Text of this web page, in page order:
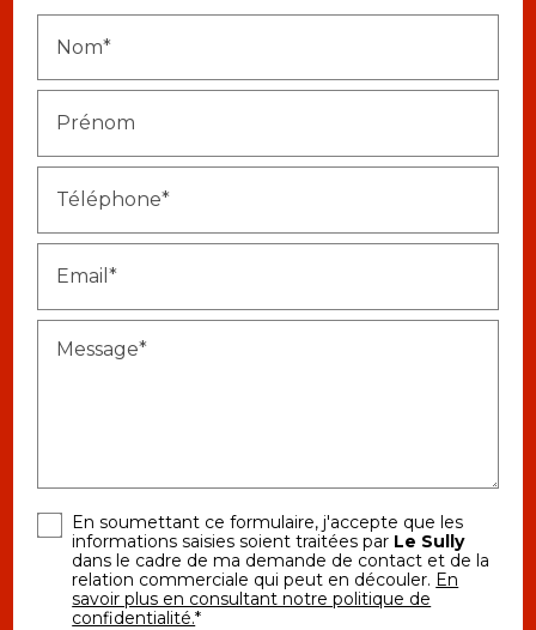
Nom*
Prénom
Téléphone*
Email*
Message*
En soumettant ce formulaire, j'accepte que les
informations saisies soient traitées par Le Sully
dans le cadre de ma demande de contact et de la
relation commerciale qui peut en découler. En
savoir plus en consultant notre politique de
confidentialité.*